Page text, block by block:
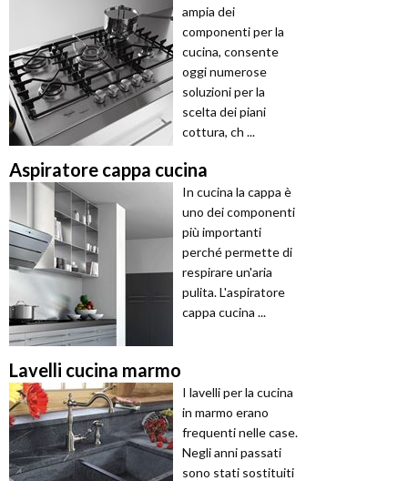
ampia dei
componenti per la
cucina, consente
oggi numerose
soluzioni per la
scelta dei piani
cottura, ch ...
Aspiratore cappa cucina
In cucina la cappa è
uno dei componenti
più importanti
perché permette di
respirare un'aria
pulita. L'aspiratore
cappa cucina ...
Lavelli cucina marmo
I lavelli per la cucina
in marmo erano
frequenti nelle case.
Negli anni passati
sono stati sostituiti